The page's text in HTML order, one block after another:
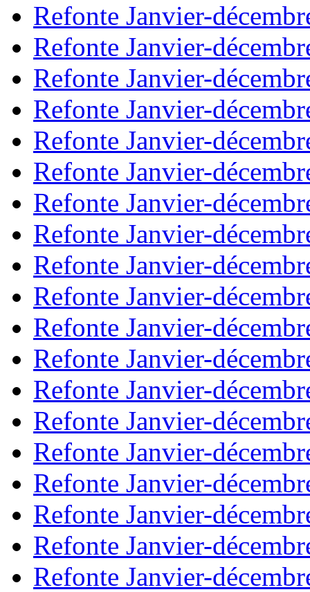
Refonte Janvier-
Refonte Janvier-
Refonte Janvier-
Refonte Janvier-
Refonte Janvier-
Refonte Janvier-
Refonte Janvier-
Refonte Janvier-
Refonte Janvier-
Refonte Janvier-
Refonte Janvier-
Refonte Janvier-
Refonte Janvier-
Refonte Janvier-
Refonte Janvier-
Refonte Janvier-
Refonte Janvier-
Refonte Janvier-
Refonte Janvier-